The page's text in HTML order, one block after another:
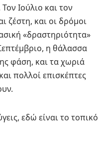
Ιούλιο και τον
ζέστη, και οι δρόμοι
«δραστηριότητα»
η θάλασσα
φάση, και τα χωριά
πολλοί επισκέπτες
εδώ είναι το τοπικό